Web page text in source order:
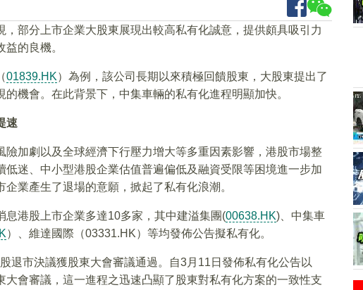
部分上市企業大股東展現出較高私有化誠意，提供頗具吸引力
的良機。
01839.HK）為例，該公司長期以來積極回饋股東，大股東提出了
機會。在此背景下，中集車輛的私有化進程明顯加快。
速
加劇以及全球經濟下行壓力增大等多重因素影響，港股市場整
迷、中小型港股企業估值普遍偏低及融資受限等困境進一步加
業產生了退場的意願，掀起了私有化浪潮。
港股上市企業多達10多家，其中建溢集團(00638.HK)、中集車
）、維達國際（03331.HK）等均發佈公告擬私有化。
退市決議獲股東大會審議通過。自3月11日發佈私有化公告以
會審議，這一進程之迅速凸顯了股東對私有化方案的一致性支